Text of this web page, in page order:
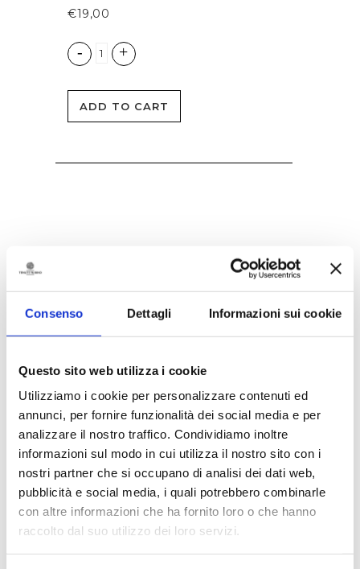
Consenso Dettagli Informazioni sui cookie
Questo sito web utilizza i cookie
Utilizziamo i cookie per personalizzare contenuti ed
annunci, per fornire funzionalità dei social media e per
analizzare il nostro traffico. Condividiamo inoltre
informazioni sul modo in cui utilizza il nostro sito con i
nostri partner che si occupano di analisi dei dati web,
pubblicità e social media, i quali potrebbero combinarle
con altre informazioni che ha fornito loro o che hanno
raccolto dal suo utilizzo dei loro servizi.
€19,00
ADD TO CART